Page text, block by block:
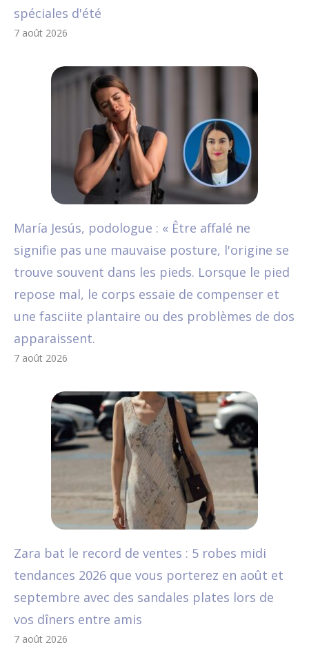
spéciales d'été
7 août 2026
María Jesús, podologue : « Être affalé ne
signifie pas une mauvaise posture, l'origine se
trouve souvent dans les pieds. Lorsque le pied
repose mal, le corps essaie de compenser et
une fasciite plantaire ou des problèmes de dos
apparaissent.
7 août 2026
Zara bat le record de ventes : 5 robes midi
tendances 2026 que vous porterez en août et
septembre avec des sandales plates lors de
vos dîners entre amis
7 août 2026